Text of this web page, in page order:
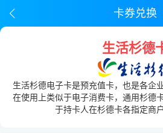
卡券兑换
生活杉德
生活杉德电子卡是预充值卡，也是各企
在使用上类似于电子消费卡，通用杉德
于持卡人在杉德卡各指定商